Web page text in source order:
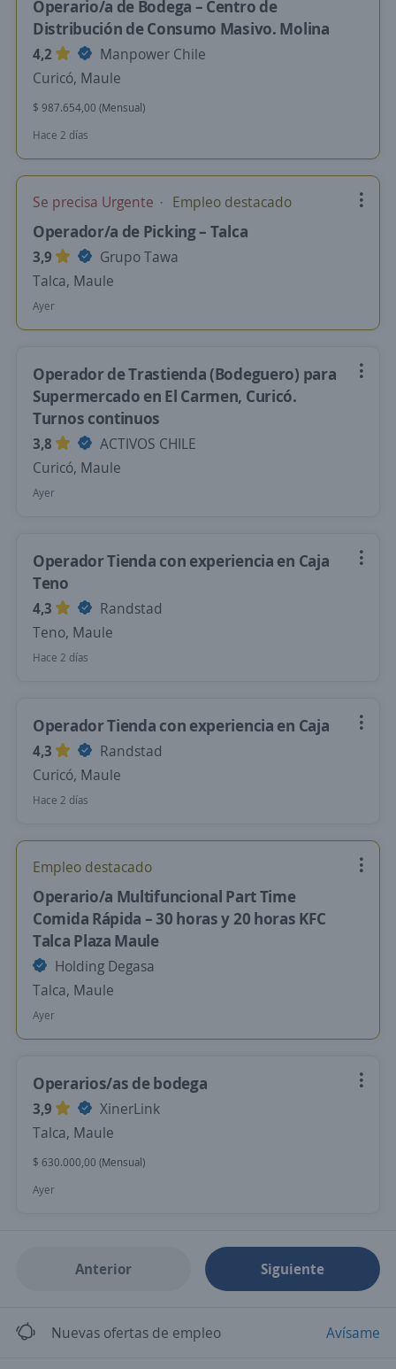
Operario/a de Bodega – Centro de
Distribución de Consumo Masivo. Molina
4,2
Manpower Chile
Curicó, Maule
$ 987.654,00 (Mensual)
Hace 2 días
Se precisa Urgente Empleo destacado
Operador/a de Picking – Talca
3,9
Grupo Tawa
Talca, Maule
Ayer
Operador de Trastienda (Bodeguero) para
Supermercado en El Carmen, Curicó.
Turnos continuos
3,8
ACTIVOS CHILE
Curicó, Maule
Ayer
Operador Tienda con experiencia en Caja
Teno
4,3
Randstad
Teno, Maule
Hace 2 días
Operador Tienda con experiencia en Caja
4,3
Randstad
Curicó, Maule
Hace 2 días
Empleo destacado
Operario/a Multifuncional Part Time
Comida Rápida – 30 horas y 20 horas KFC
Talca Plaza Maule
Holding Degasa
Talca, Maule
Ayer
Operarios/as de bodega
3,9
XinerLink
Talca, Maule
$ 630.000,00 (Mensual)
Ayer
Anterior Siguiente
Nuevas ofertas de empleo Avísame